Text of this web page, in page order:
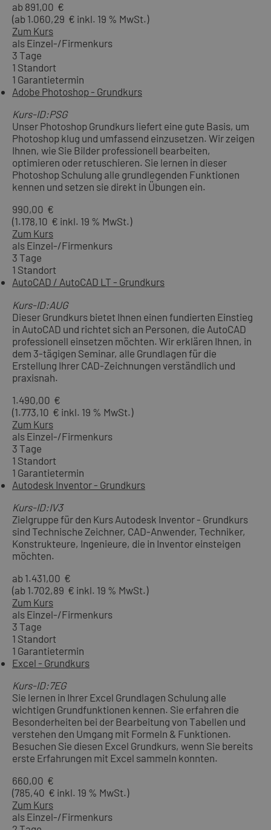
ab 891,00 €
(ab 1.060,29 € inkl. 19 % MwSt.)
Zum Kurs
als Einzel-/Firmenkurs
3 Tage
1 Standort
1 Garantietermin
Adobe Photoshop - Grundkurs
Kurs-ID:PSG
Unser Photoshop Grundkurs liefert eine gute Basis, um
Photoshop klug und umfassend einzusetzen. Wir zeigen
Ihnen, wie Sie Bilder professionell bearbeiten,
optimieren oder retuschieren. Sie lernen in dieser
Photoshop Schulung alle grundlegenden Funktionen
kennen und setzen sie direkt in Übungen ein.
990,00 €
(1.178,10 € inkl. 19 % MwSt.)
Zum Kurs
als Einzel-/Firmenkurs
3 Tage
1 Standort
AutoCAD / AutoCAD LT - Grundkurs
Kurs-ID:AUG
Dieser Grundkurs bietet Ihnen einen fundierten Einstieg
in AutoCAD und richtet sich an Personen, die AutoCAD
professionell einsetzen möchten. Wir erklären Ihnen, in
dem 3-tägigen Seminar, alle Grundlagen für die
Erstellung Ihrer CAD-Zeichnungen verständlich und
praxisnah.
1.490,00 €
(1.773,10 € inkl. 19 % MwSt.)
Zum Kurs
als Einzel-/Firmenkurs
3 Tage
1 Standort
1 Garantietermin
Autodesk Inventor - Grundkurs
Kurs-ID:IV3
Zielgruppe für den Kurs Autodesk Inventor - Grundkurs
sind Technische Zeichner, CAD-Anwender, Techniker,
Konstrukteure, Ingenieure, die in Inventor einsteigen
möchten.
ab 1.431,00 €
(ab 1.702,89 € inkl. 19 % MwSt.)
Zum Kurs
als Einzel-/Firmenkurs
3 Tage
1 Standort
1 Garantietermin
Excel - Grundkurs
Kurs-ID:7EG
Sie lernen in Ihrer Excel Grundlagen Schulung alle
wichtigen Grundfunktionen kennen. Sie erfahren die
Besonderheiten bei der Bearbeitung von Tabellen und
verstehen den Umgang mit Formeln & Funktionen.
Besuchen Sie diesen Excel Grundkurs, wenn Sie bereits
erste Erfahrungen mit Excel sammeln konnten.
660,00 €
(785,40 € inkl. 19 % MwSt.)
Zum Kurs
als Einzel-/Firmenkurs